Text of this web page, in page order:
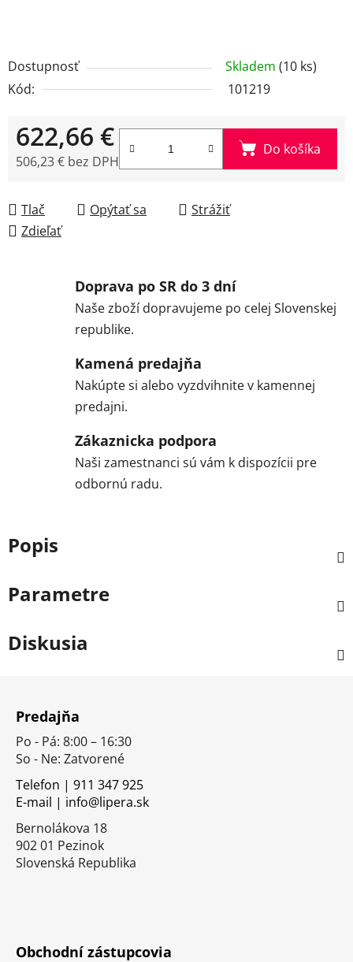
Dostupnosť Skladem (10 ks)
Kód:
101219
622,66 €
506,23 € bez DPH
Do košíka
Tlač Opýtať sa
Strážiť
Zdieľať
Doprava po SR do 3 dní
Naše zboží dopravujeme po celej Slovenskej
republike.
Kamená predajňa
Nakúpte si alebo vyzdvihnite v kamennej
predajni.
Zákaznicka podpora
Naši zamestnanci sú vám k dispozícii pre
odbornú radu.
Popis
Parametre
Diskusia
Predajňa
Po - Pá: 8:00 – 16:30
So - Ne: Zatvorené
Telefon | 911 347 925
E-mail | info@lipera.sk
Bernolákova 18
902 01 Pezinok
Slovenská Republika
Obchodní zástupcovia